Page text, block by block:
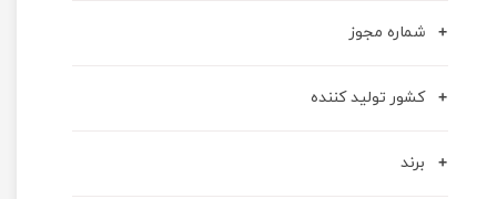
شماره مجوز
کشور تولید کننده
برند